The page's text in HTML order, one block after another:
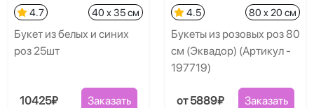
4.7 40 x 35 см
Букет из белых и синих
роз 25шт
10425₽ Заказать
4.5 80 x 20 см
Букеты из розовых роз 80
см (Эквадор) (Артикул -
197719)
от 5889₽ Заказать